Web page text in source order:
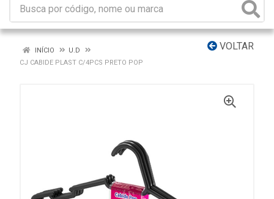
VOLTAR
INÍCIO
U.D
CJ CABIDE PLAST C/4PCS PRETO POP